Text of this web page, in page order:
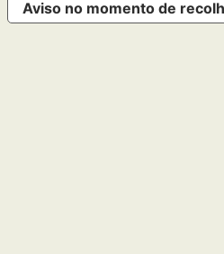
Aviso no momento de